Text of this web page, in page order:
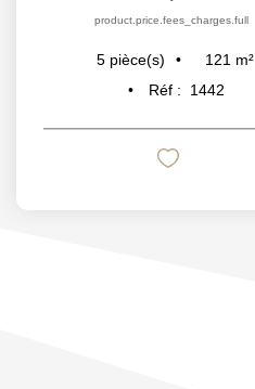
product.price.fees_charges.full
5 pièce(s) 121 m²
Réf :
1442